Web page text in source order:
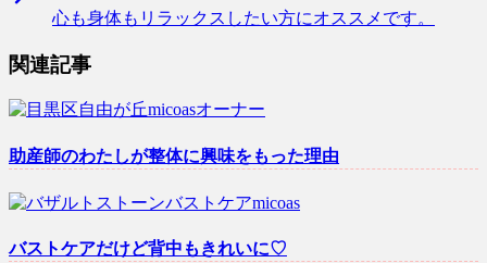
心も身体もリラックスしたい方にオススメです。
関連記事
助産師のわたしが整体に興味をもった理由
バストケアだけど背中もきれいに♡